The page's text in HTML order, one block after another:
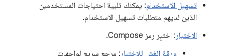
تسهيل الاستخدام: يمكنك تلبية احتياجات المستخدمين
الذين لديهم متطلبات تسهيل الاستخدام.
الاختبار : اختبِر رمز Compose.
ورقة الغش للاختبار : مرجع سريع لواجهات